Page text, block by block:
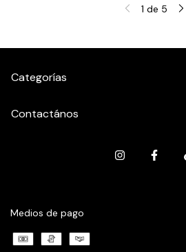
1 de 5
Categorías
Contactános
Medios de pago